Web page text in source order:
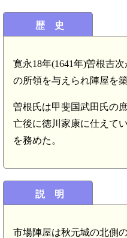
歴 史
寛永18年(1641年)曽根吉
の所領を与えられ陣屋を築
曽根氏は甲斐国武田氏の
亡後に徳川家康に仕えて
を務めた。
説 明
市場陣屋は秋元城の北側